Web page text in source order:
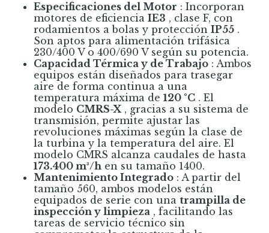
Especificaciones del Motor : Incorporan
motores de eficiencia IE3 , clase F, con
rodamientos a bolas y protección IP55 .
Son aptos para alimentación trifásica
230/400 V o 400/690 V según su potencia.
Capacidad Térmica y de Trabajo : Ambos
equipos están diseñados para trasegar
aire de forma continua a una
temperatura máxima de 120 °C . El
modelo CMRS-X, gracias a su sistema de
transmisión, permite ajustar las
revoluciones máximas según la clase de
la turbina y la temperatura del aire. El
modelo CMRS alcanza caudales de hasta
173.400 m³/h en su tamaño 1400.
Mantenimiento Integrado : A partir del
tamaño 560, ambos modelos están
equipados de serie con una trampilla de
inspección y limpieza , facilitando las
tareas de servicio técnico sin